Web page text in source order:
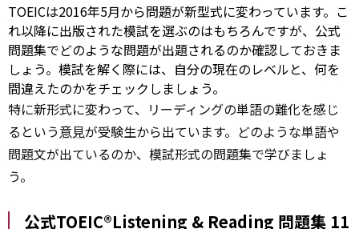
TOEICは2016年5月から問題が新型式に変わっています。こ
れ以降に出版された模試を選ぶのはもちろんですが、公式
問題集でどのような問題が出題されるのか確認しておきま
しょう。模試を解く際には、自分の現在のレベルと、何を
間違えたのかをチェックしましょう。
特に新形式に変わって、リーディングの単語の難化を感じ
るという意見が受験生から出ています。どのような単語や
問題文が出ているのか、模試形式の問題集で学びましょ
う。
公式TOEIC®Listening & Reading 問題集 11